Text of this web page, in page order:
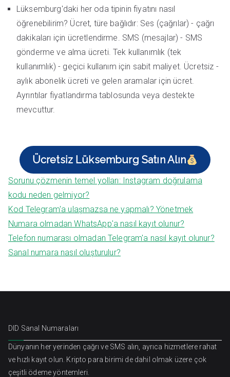
Lüksemburg'daki her oda tipinin fiyatını nasıl
öğrenebilirim? Ücret, türe bağlıdır: Ses (çağrılar) - çağrı
dakikaları için ücretlendirme. SMS (mesajlar) - SMS
gönderme ve alma ücreti. Tek kullanımlık (tek
kullanımlık) - geçici kullanım için sabit maliyet. Ücretsiz -
aylık abonelik ücreti ve gelen aramalar için ücret.
Ayrıntılar fiyatlandırma tablosunda veya destekte
mevcuttur.
Ücretsiz Lüksemburg Satın Alın
Sorunu çözmenin temel yolları: Instagram doğrulama
kodu neden gelmiyor?
Kod Telegram'a ulaşmazsa ne yapmalı? Yönetmek
Numara olmadan WhatsApp'a nasıl kayıt olunur?
Telefon numarası olmadan Telegram'a nasıl kayıt olunur?
Sanal numara nasıl oluşturulur?
DID Sanal Numaraları
Dünyanın her yerinden çağrı ve SMS alın, ayrıca hizmetlere rahat
ve hızlı kayıt olun. Kripto para birimi de dahil olmak üzere çok
çeşitli ödeme yöntemleri.